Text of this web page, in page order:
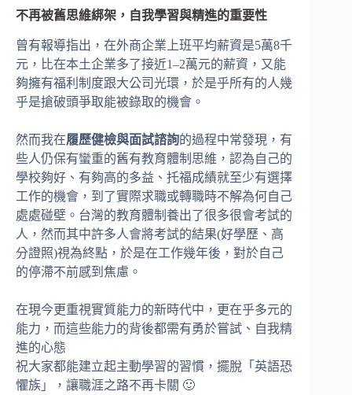
不再被舊思維綁架，自我學習與精進的重要性
曾有報導指出，在外商企業上班平均薪資是5萬8千
元，比在本土企業多了接近1–2萬元的薪資，又能
夠擁有福利制度跟大公司光環，於是乎所有的人幾
乎是搶破頭爭取能被錄取的機會。
然而我在履歷健檢與面試諮詢的過程中常發現，有
些人仍保有蠻重的舊有教育體制思維，認為自己的
學校夠好、有夠高的多益、托福成績就至少有選擇
工作的機會，到了實際求職或轉職時不解為何自己
處處碰壁。台灣的教育體制養出了很多很會考試的
人，然而其中許多人會將考試的結果(好學歷、高
分證照)視為終點，於是在工作幾年後，對於自己
的停滯不前感到焦慮。
在現今更重視實質能力的新時代中，更在乎多元的
能力，而這些能力的背後都需有勇於嘗試、自我精
進的心態
祝大家都能建立起主動學習的習慣，擺脫「英語恐
懼族」，讓職涯之路不再卡關 🙂